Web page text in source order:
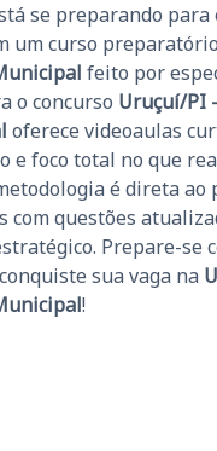
se preparando para
um curso
feito por
o concurso Uruçuí/PI
oferece videoaulas
e foco total no que
é direta ao
com questões
Prepare-se
sua vaga na
!